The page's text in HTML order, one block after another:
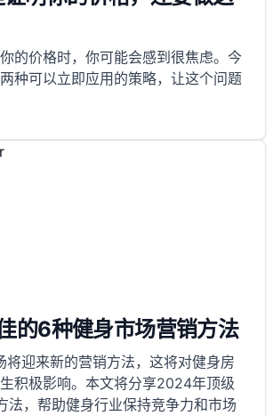
的价格时，你可能会感到很焦虑。今
种可以立即应用的策略，让这个问题
的6种健身市场营销方法
迎来新的营销方法，这将对健身房
积极影响。本文将分享2024年顶级
法，帮助健身行业保持竞争力和市场